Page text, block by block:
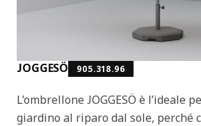
JOGGESÖ 905.318.96
L’ombrellone JOGGESÖ è l’ideale
giardino al riparo dal sole, perché